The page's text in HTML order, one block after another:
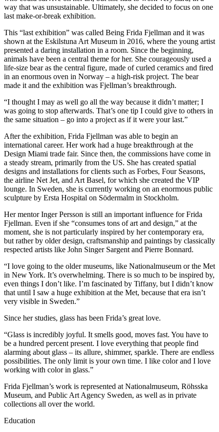
way that was unsustainable. Ultimately, she decided to focus on one
last make-or-break exhibition.
This “last exhibition” was called Being Frida Fjellman and it was
shown at the Eskilstuna Art Museum in 2016, where the young artist
presented a daring installation in a room. Since the beginning,
animals have been a central theme for her. She courageously used a
life-size bear as the central figure, made of curled ceramics and fired
in an enormous oven in Norway – a high-risk project. The bear
made it and the exhibition was Fjellman’s breakthrough.
“I thought I may as well go all the way because it didn’t matter; I
was going to stop afterwards. That’s one tip I could give to others in
the same situation – go into a project as if it were your last.”
After the exhibition, Frida Fjellman was able to begin an
international career. Her work had a huge breakthrough at the
Design Miami trade fair. Since then, the commissions have come in
a steady stream, primarily from the US. She has created spatial
designs and installations for clients such as Forbes, Four Seasons,
the airline Net Jet, and Art Basel, for which she created the VIP
lounge. In Sweden, she is currently working on an enormous public
sculpture by Ersta Hospital on Södermalm in Stockholm.
Her mentor Inger Persson is still an important influence for Frida
Fjellman. Even if she “consumes tons of art and design,” at the
moment, she is not particularly inspired by her contemporary era,
but rather by older design, craftsmanship and paintings by classically
respected artists like John Singer Sargent and Pierre Bonnard.
“I love going to the older museums, like Nationalmuseum or the Met
in New York. It’s overwhelming. There is so much to be inspired by,
even things I don’t like. I’m fascinated by Tiffany, but I didn’t know
that until I saw a huge exhibition at the Met, because that era isn’t
very visible in Sweden.”
Since her studies, glass has been Frida’s great love.
“Glass is incredibly joyful. It smells good, moves fast. You have to
be a hundred percent present. I love everything that people find
alarming about glass – its allure, shimmer, sparkle. There are endless
possibilities. The only limit is your own time. I like color and I love
working with color in glass.”
Frida Fjellman’s work is represented at Nationalmuseum, Röhsska
Museum, and Public Art Agency Sweden, as well as in private
collections all over the world.
Education